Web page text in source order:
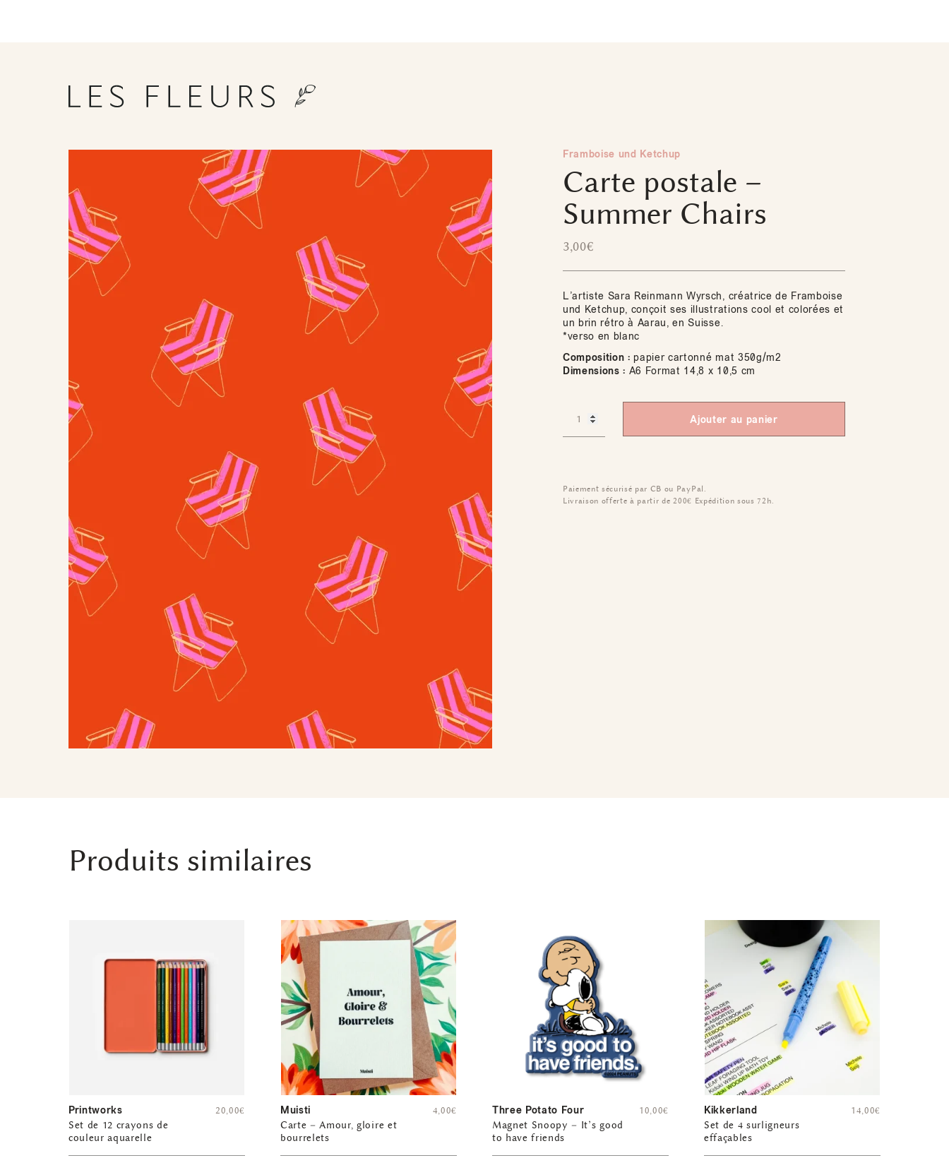
Framboise und Ketchup
Carte postale –
Summer Chairs
3,00€
L’artiste Sara Reinmann Wyrsch, créatrice de Framboise
und Ketchup, conçoit ses illustrations cool et colorées et
un brin rétro à Aarau, en Suisse.
*verso en blanc
Composition : papier cartonné mat 350g/m2
Dimensions : A6 Format 14,8 x 10,5 cm
Ajouter au panier
Paiement sécurisé par CB ou PayPal.
Livraison offerte à partir de 200€ Expédition sous 72h.
Produits similaires
Printworks
Set de 12 crayons de
couleur aquarelle
20,00€ Muisti
Carte – Amour, gloire et
bourrelets
4,00€ Three Potato Four
Magnet Snoopy – It’s good
to have friends
10,00€ Kikkerland
Set de 4 surligneurs
effaçables
14,00€